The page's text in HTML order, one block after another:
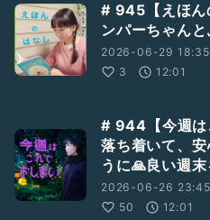
# 945【えほん
ンパーちゃん
2026-06-29
3
12:01
# 944【今週は
落ち着いて、
うに🙏良い週末
2026-06-26
50
12:01